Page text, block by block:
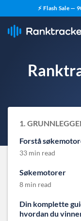
⚡ Flash Sale —
1.
Forstå
33 min read
Søkemotorer
8 min read
Din komplette
hvordan du